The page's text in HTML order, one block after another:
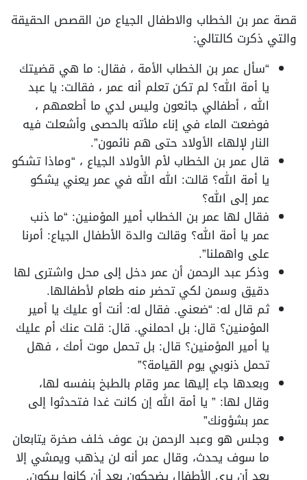
قصة عمر بن الخطاب والاطفال الجياع من القصص الحقيقة
والتي ذكرت كالتالي:
“سأل عمر بن الخطاب الأمة ، فقال: ما هي قضيتك
يا أمة الله؟ لم تكن تعلم أنه عمر ، فقالت: يا عبد
الله ، أطفالي جائعون وليس لدي ما أطعمهم ،
فوضعت الماء في إناء ملأته بالحصى وأشعلت فيه
النار لإلهاء الأولاد حتى هم نائمون”.
قال عمر بن الخطاب لأم الأولاد الجياع ، “وماذا تشكو
يا أمة الله؟ قالت: الله الله في عمر يعني يشكو
عمر إلى الله؟
فقال لها عمر بن الخطاب أمير المؤمنين: “ما ذنب
عمر يا أمة الله؟ وقالت والدة الأطفال الجياع: أمرنا
على واهملنا”.
وذكر عبد الرحمن أن عمر دخل إلى محل واشترى لها
دقيق وسمن لكي تحضر منه طعام لأطفالها.
ثم قال له: “ضعني. فقال له: أنت أو عليك يا أمير
المؤمنين؟ قال: بل احملني. قال: قلت عنك أم عليك
يا أمير المؤمنين؟ قال: بل تحمل موت أمك ، فهل
تحمل ذنوبي يوم القيامة؟”
وبعدها جاء إليها عمر وقام بالطبخ بنفسه لها،
وقال لها: ” يا أمة الله إن كانت غدا فتحدثوا إلى
عمر بشؤونك”
وجلس هو وعبد الرحمن بن عوف خلف صخرة يتابعان
ما سوف يحدث، وقال عمر أنه لن يذهب ويمشي إلا